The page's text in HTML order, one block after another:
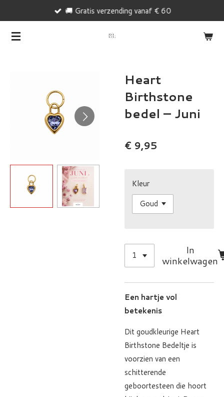
naar
🚚 Gratis verzending vanaf € 60
Heart
Birthstone
bedel – Juni
€ 9,95
Kleur
In
winkelwagen
Een hartje vol
betekenis
Dit goudkleurige Heart
Birthstone Bedeltje is
voorzien van een
schitterende
geboortesteen die hoort